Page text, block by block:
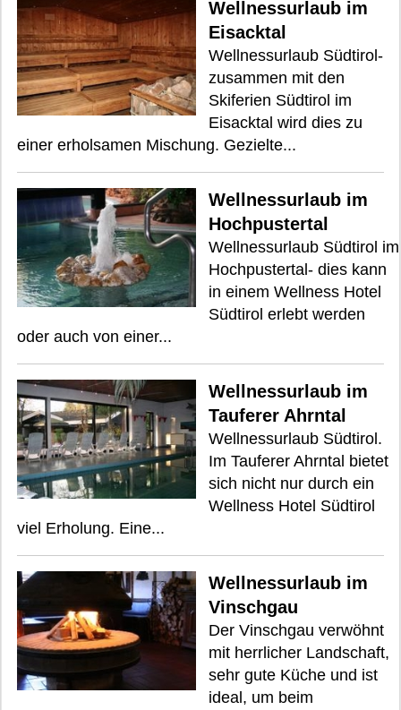
Wellnessurlaub im
Eisacktal
Wellnessurlaub Südtirol-
zusammen mit den
Skiferien Südtirol im
Eisacktal wird dies zu
einer erholsamen Mischung. Gezielte...
Wellnessurlaub im
Hochpustertal
Wellnessurlaub Südtirol im
Hochpustertal- dies kann
in einem Wellness Hotel
Südtirol erlebt werden
oder auch von einer...
Wellnessurlaub im
Tauferer Ahrntal
Wellnessurlaub Südtirol.
Im Tauferer Ahrntal bietet
sich nicht nur durch ein
Wellness Hotel Südtirol
viel Erholung. Eine...
Wellnessurlaub im
Vinschgau
Der Vinschgau verwöhnt
mit herrlicher Landschaft,
sehr gute Küche und ist
ideal, um beim